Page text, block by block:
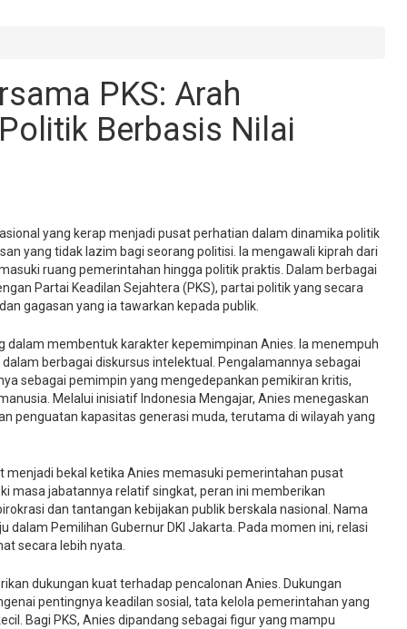
PKS: Arah
Berbasis Nilai
yang kerap menjadi pusat perhatian dalam dinamika politik
yang tidak lazim bagi seorang politisi. Ia mengawali kiprah dari
ruang pemerintahan hingga politik praktis. Dalam berbagai
Partai Keadilan Sejahtera (PKS), partai politik yang secara
gagasan yang ia tawarkan kepada publik.
dalam membentuk karakter kepemimpinan Anies. Ia menempuh
berbagai diskursus intelektual. Pengalamannya sebagai
sebagai pemimpin yang mengedepankan pemikiran kritis,
Melalui inisiatif Indonesia Mengajar, Anies menegaskan
penguatan kapasitas generasi muda, terutama di wilayah yang
menjadi bekal ketika Anies memasuki pemerintahan pusat
masa jabatannya relatif singkat, peran ini memberikan
dan tantangan kebijakan publik berskala nasional. Nama
dalam Pemilihan Gubernur DKI Jakarta. Pada momen ini, relasi
secara lebih nyata.
dukungan kuat terhadap pencalonan Anies. Dukungan
pentingnya keadilan sosial, tata kelola pemerintahan yang
Bagi PKS, Anies dipandang sebagai figur yang mampu